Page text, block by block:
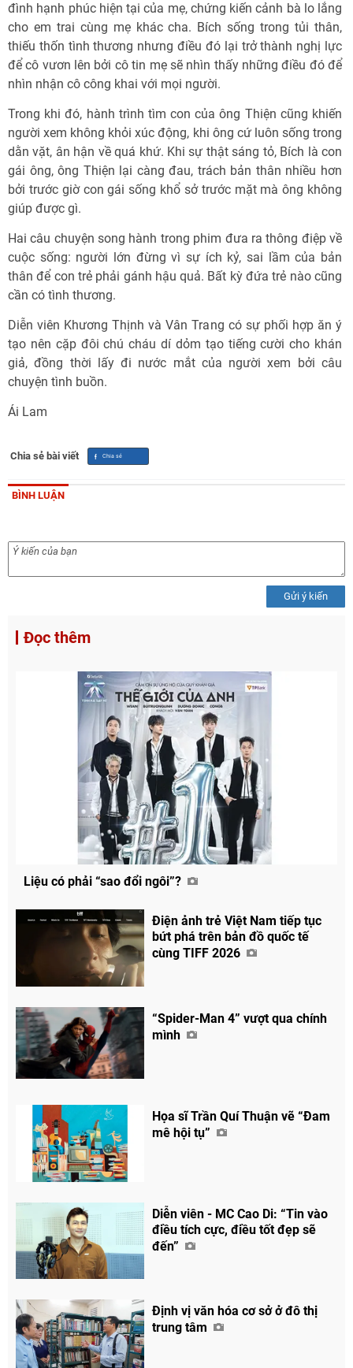
đình hạnh phúc hiện tại của mẹ, chứng kiến cảnh bà lo lắng
cho em trai cùng mẹ khác cha. Bích sống trong tủi thân,
thiếu thốn tình thương nhưng điều đó lại trở thành nghị lực
để cô vươn lên bởi cô tin mẹ sẽ nhìn thấy những điều đó để
nhìn nhận cô công khai với mọi người.
Trong khi đó, hành trình tìm con của ông Thiện cũng khiến
người xem không khỏi xúc động, khi ông cứ luôn sống trong
dằn vặt, ân hận về quá khứ. Khi sự thật sáng tỏ, Bích là con
gái ông, ông Thiện lại càng đau, trách bản thân nhiều hơn
bởi trước giờ con gái sống khổ sở trước mặt mà ông không
giúp được gì.
Hai câu chuyện song hành trong phim đưa ra thông điệp về
cuộc sống: người lớn đừng vì sự ích kỷ, sai lầm của bản
thân để con trẻ phải gánh hậu quả. Bất kỳ đứa trẻ nào cũng
cần có tình thương.
Diễn viên Khương Thịnh và Vân Trang có sự phối hợp ăn ý
tạo nên cặp đôi chú cháu dí dỏm tạo tiếng cười cho khán
giả, đồng thời lấy đi nước mắt của người xem bởi câu
chuyện tình buồn.
Ái Lam
Chia sẻ bài viết
BÌNH LUẬN
Gửi ý kiến
Đọc thêm
Liệu có phải “sao đổi ngôi”?
Điện ảnh trẻ Việt Nam tiếp tục
bứt phá trên bản đồ quốc tế
cùng TIFF 2026
“Spider-Man 4” vượt qua chính
mình
Họa sĩ Trần Quí Thuận vẽ “Đam
mê hội tụ”
Diễn viên - MC Cao Di: “Tin vào
điều tích cực, điều tốt đẹp sẽ
đến”
Định vị văn hóa cơ sở ở đô thị
trung tâm